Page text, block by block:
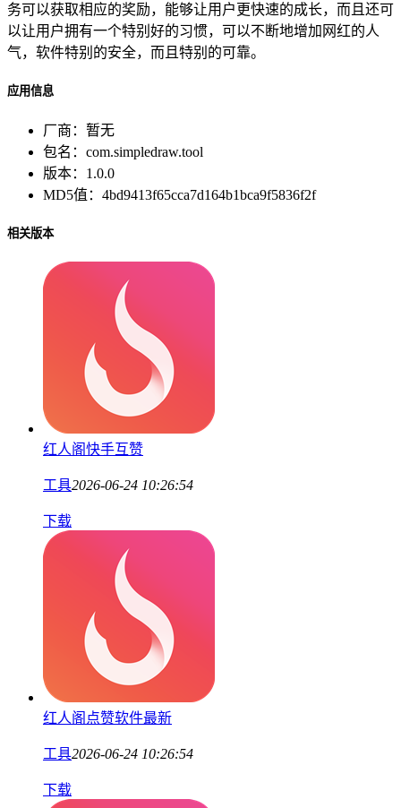
务可以获取相应的奖励，能够让用户更快速的成长，而且还可
以让用户拥有一个特别好的习惯，可以不断地增加网红的人
气，软件特别的安全，而且特别的可靠。
应用信息
厂商： 暂无
包名： com.simpledraw.tool
版本： 1.0.0
MD5值： 4bd9413f65cca7d164b1bca9f5836f2f
相关版本
红人阁快手互赞
工具2026-06-24 10:26:54
下载
红人阁点赞软件最新
工具2026-06-24 10:26:54
下载